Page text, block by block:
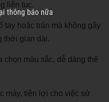
liên tục.
tay hoặc trán mà không gây
thời gian dài.
màu sắc, dễ dàng thể
máy, tiện lợi cho việc sử
thông báo nữa